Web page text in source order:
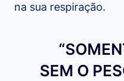
na sua respiração.
SEM O